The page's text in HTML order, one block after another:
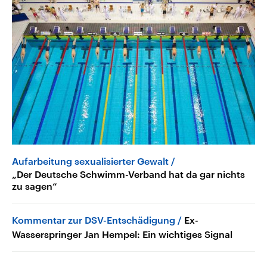
Aufarbeitung sexualisierter Gewalt
„Der Deutsche Schwimm-Verband hat da gar nichts
zu sagen“
Kommentar zur DSV-Entschädigung
Ex-
Wasserspringer Jan Hempel: Ein wichtiges Signal